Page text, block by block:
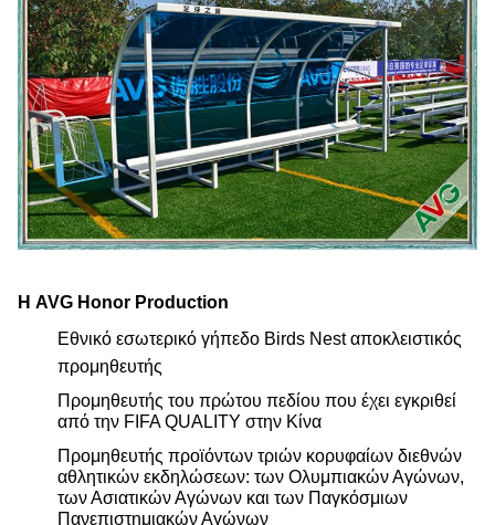
Η AVG Honor Production
Εθνικό εσωτερικό γήπεδο Birds Nest αποκλειστικός
προμηθευτής
Προμηθευτής του πρώτου πεδίου που έχει εγκριθεί
από την FIFA QUALITY στην Κίνα
Προμηθευτής προϊόντων τριών κορυφαίων διεθνών
αθλητικών εκδηλώσεων: των Ολυμπιακών Αγώνων,
των Ασιατικών Αγώνων και των Παγκόσμιων
Πανεπιστημιακών Αγώνων